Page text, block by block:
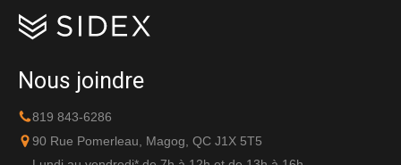
Nous joindre
819 843-6286
90 Rue Pomerleau, Magog, QC J1X 5T5